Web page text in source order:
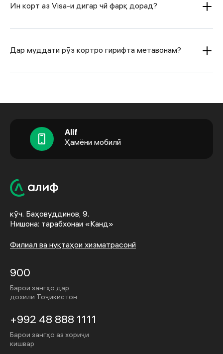
Ин корт аз Visa-и дигар чӣ фарқ дорад?
Дар муддати рӯз кортро гирифта метавонам?
Alif
Ҳамёни мобилӣ
кӯч. Баҳовуддинов, 9.
Нишона: тарабхонаи «Канд»
Филиал ва нуқтаҳои хизматрасонӣ
900
Барои зангҳо дар
дохили Тоҷикистон
+992 48 888 1111
Барои зангҳо аз хориҷи
кишвар